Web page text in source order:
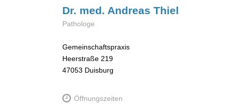
Dr. med. AndreasThiel
Pathologe
Gemeinschaftspraxis
Heerstraße 219
47053 Duisburg
Öffnungszeiten